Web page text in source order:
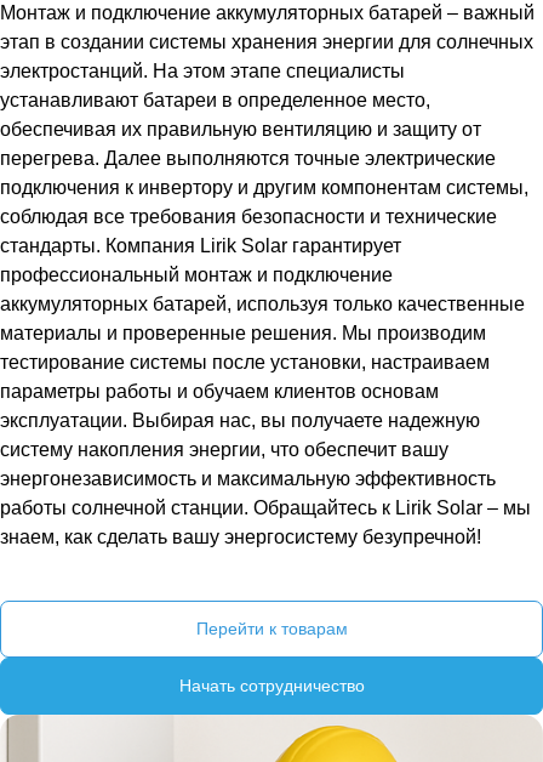
Монтаж и подключение аккумуляторных батарей – важный
этап в создании системы хранения энергии для солнечных
электростанций. На этом этапе специалисты
устанавливают батареи в определенное место,
обеспечивая их правильную вентиляцию и защиту от
перегрева. Далее выполняются точные электрические
подключения к инвертору и другим компонентам системы,
соблюдая все требования безопасности и технические
стандарты. Компания Lirik Solar гарантирует
профессиональный монтаж и подключение
аккумуляторных батарей, используя только качественные
материалы и проверенные решения. Мы производим
тестирование системы после установки, настраиваем
параметры работы и обучаем клиентов основам
эксплуатации. Выбирая нас, вы получаете надежную
систему накопления энергии, что обеспечит вашу
энергонезависимость и максимальную эффективность
работы солнечной станции. Обращайтесь к Lirik Solar – мы
знаем, как сделать вашу энергосистему безупречной!
Перейти к товарам
Начать сотрудничество